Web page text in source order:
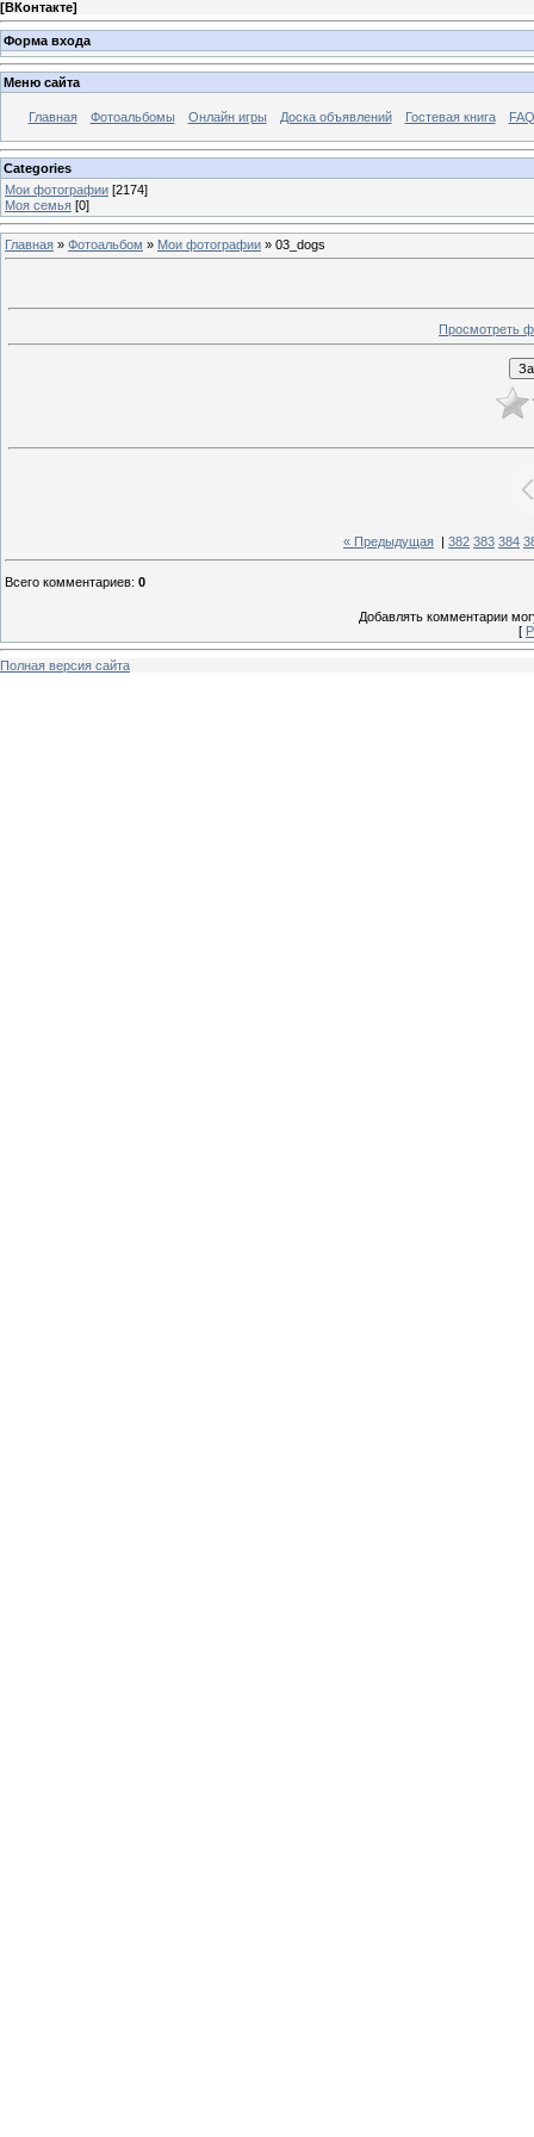
[ВКонтакте]
Форма входа
Меню сайта
Главная Фотоальбомы Онлайн игры Доска объявлений Гостевая книга
Categories
Мои фотографии [2174]
Моя семья [0]
Главная » Фотоальбом » Мои фотографии » 03_dogs
Просмотреть
« Предыдущая 382 383 384
Всего комментариев: 0
Добавлять комментарии
[
Полная версия сайта